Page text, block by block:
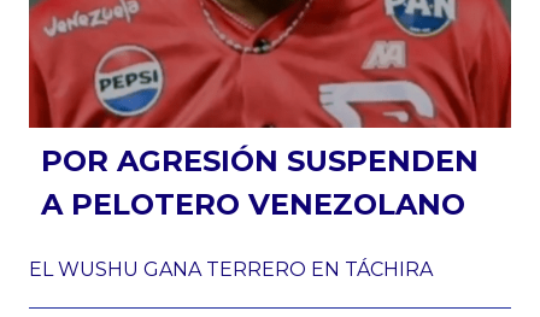
POR AGRESIÓN SUSPENDEN
A PELOTERO VENEZOLANO
EL WUSHU GANA TERRERO EN TÁCHIRA